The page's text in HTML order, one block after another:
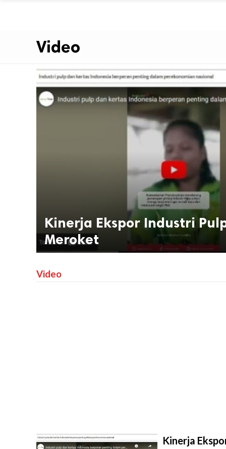
Video
Kinerja Ekspor Industri
Meroket
Video
Kinerja